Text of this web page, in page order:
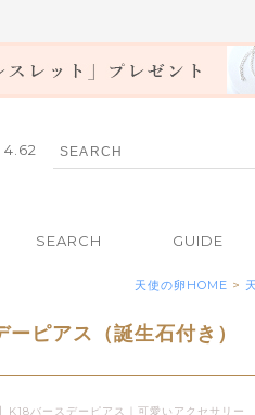
4.62
SEARCH GUIDE
天使の卵HOME >
ピアス（誕生石付き）
】K18バースデーピアス｜可愛いアクセサリ